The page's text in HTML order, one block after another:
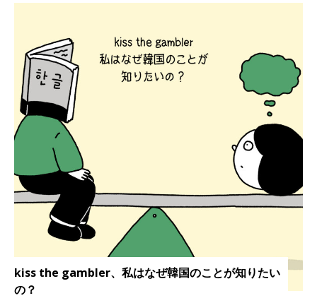
kiss the gambler、私はなぜ韓国のことが知りたい
の？